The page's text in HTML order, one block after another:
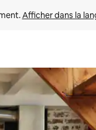
Afficher dans la